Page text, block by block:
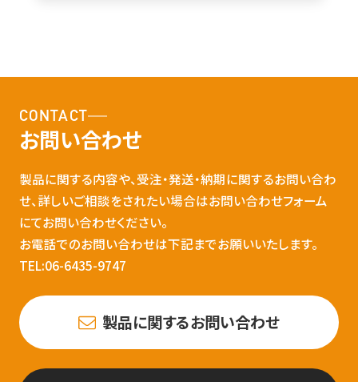
CONTACT
お問い合わせ
製品に関する内容や、受注・発送・納期に関するお問い合わ
せ、詳しいご相談をされたい場合はお問い合わせフォーム
にてお問い合わせください。
お電話でのお問い合わせは下記までお願いいたします。
TEL:06-6435-9747
製品に関するお問い合わせ